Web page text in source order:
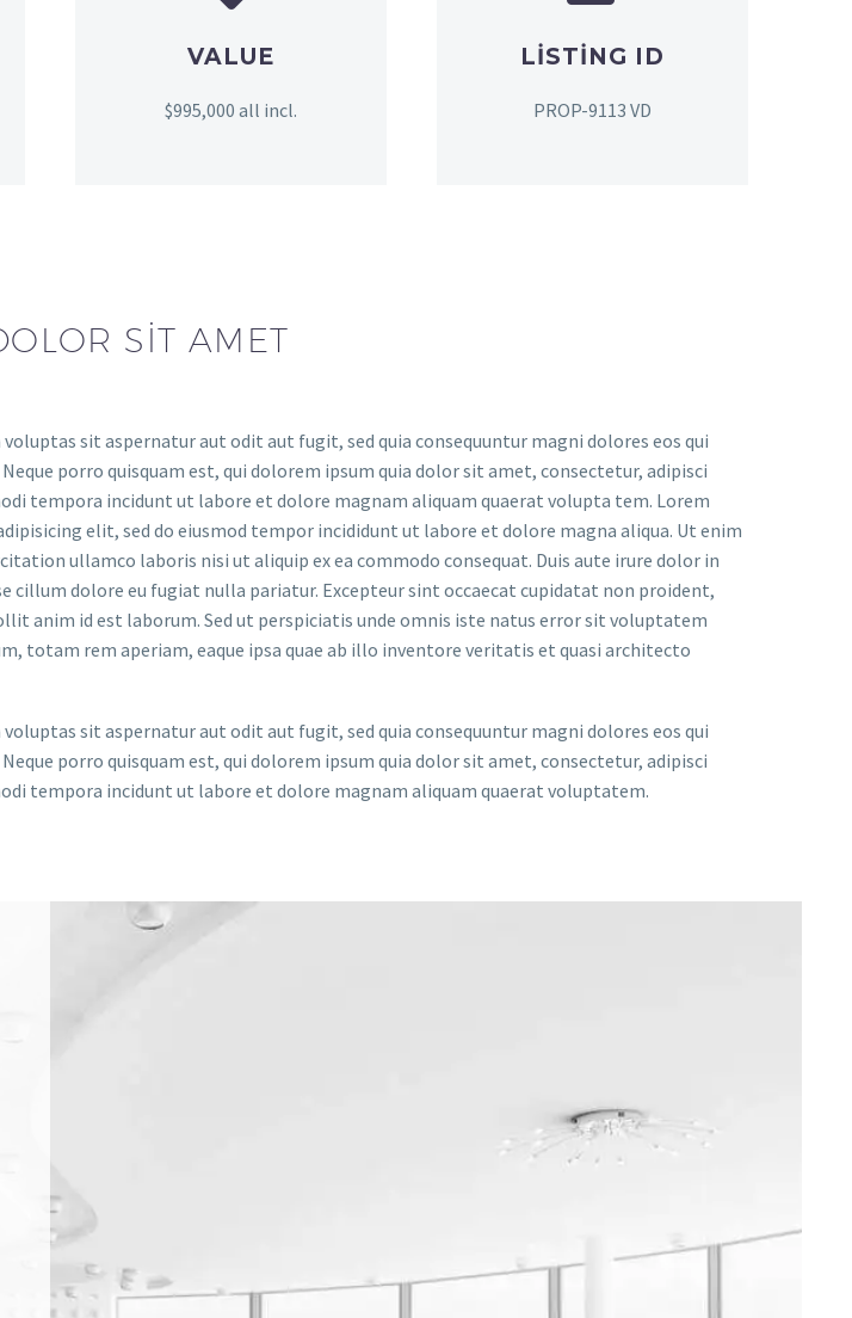
VALUE
$995,000 all incl.
LISTING ID
PROP-9113 VD
SIT AMET
sit aspernatur aut odit aut fugit, sed quia consequuntur magni dolores eos qui
porro quisquam est, qui dolorem ipsum quia dolor sit amet, consectetur, adipisci
tempora incidunt ut labore et dolore magnam aliquam quaerat volupta tem. Lorem
elit, sed do eiusmod tempor incididunt ut labore et dolore magna aliqua. Ut enim
ullamco laboris nisi ut aliquip ex ea commodo consequat. Duis aute irure dolor in
cillum dolore eu fugiat nulla pariatur. Excepteur sint occaecat cupidatat non proident,
anim id est laborum. Sed ut perspiciatis unde omnis iste natus error sit voluptatem
totam rem aperiam, eaque ipsa quae ab illo inventore veritatis et quasi architecto
sit aspernatur aut odit aut fugit, sed quia consequuntur magni dolores eos qui
porro quisquam est, qui dolorem ipsum quia dolor sit amet, consectetur, adipisci
tempora incidunt ut labore et dolore magnam aliquam quaerat voluptatem.